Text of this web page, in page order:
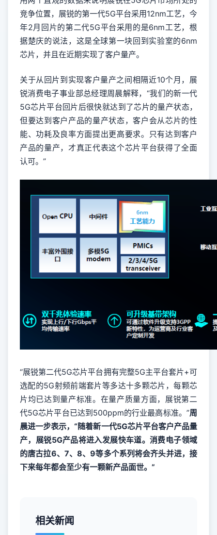
竞争位置，展锐的第一代5G平台采用12nm工艺，今
年2月回片的第二代5G平台采用的是6nm工艺，根
据楚庆的说法，这是全球第一块回到实验室的6nm
芯片，并且在近期实现了客户量产。
关于从回片到实现客户量产之间相隔近10个月，展
锐消费电子事业部总经理周晨解释，“我们的新一代
5G芯片平台回片后很快就达到了芯片的量产状态，
但要达到客户产品的量产状态，客户会从芯片的性
能、功耗及良率方面提出更高要求。只有达到客户
产品的量产，才真正代表这个芯片平台获得了全面
认可。”
“展锐第二代5G芯片平台拥有完整5G主平台套片+可
选配的5G射频前端套片等多达十多颗芯片，每颗芯
片均已达到量产标准。在量产质量方面，展锐第二
代5G芯片平台已达到500ppm的行业最高标准。”周
晨进一步表示，“随着新一代5G芯片平台客户产品量
产，展锐5G产品将进入发展快车道。消费电子领域
的唐古拉6、7、8、9等多个系列将会齐头并进，接
下来每年都会至少有一颗新产品面世。”
相关新闻